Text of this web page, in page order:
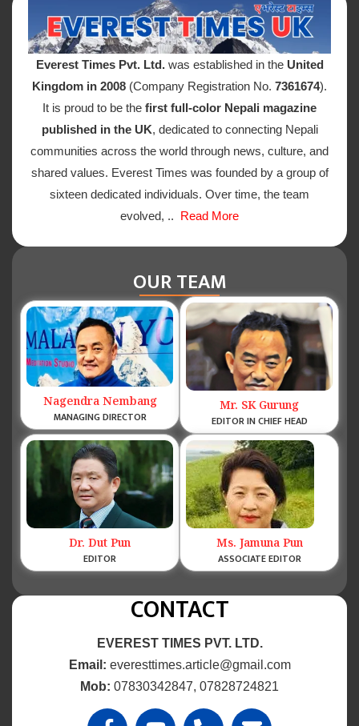
Everest Times Pvt. Ltd. was established in the United
Kingdom in 2008 (Company Registration No. 7361674).
It is proud to be the first full-color Nepali magazine
published in the UK, dedicated to connecting Nepali
communities across the world through news, culture, and
shared values. Everest Times was founded by a group of
sixteen dedicated individuals. Over time, the team
evolved, ..
Read More
OUR TEAM
Nagendra Nembang
MANAGING DIRECTOR
Mr. SK Gurung
EDITOR IN CHIEF HEAD
Dr. Dut Pun
EDITOR
Ms. Jamuna Pun
ASSOCIATE EDITOR
CONTACT
EVEREST TIMES PVT. LTD.
Email: everesttimes.article@gmail.com
Mob: 07830342847, 07828724821